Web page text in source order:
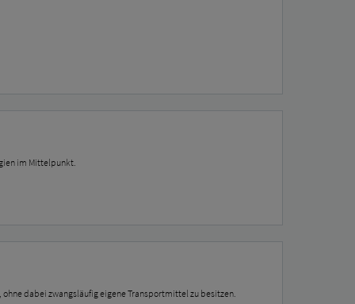
im Mittelpunkt.
dabei zwangsläufig eigene Transportmittel zu besitzen.